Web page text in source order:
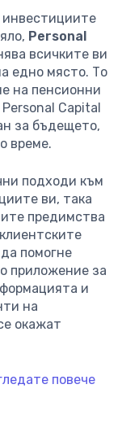
инвестициите
Personal
всичките ви
едно място. То
на пенсионни
Capital
за бъдещето,
време.
подходи към
ви, така
предимства
помогне
приложение за
и
на
окажат
повече